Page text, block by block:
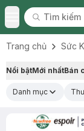
Toggle Menu
Tìm kiếm
Tìm kiếm
Trang chủ Sức
Nổi bậtMới nhấtBán
Danh mục